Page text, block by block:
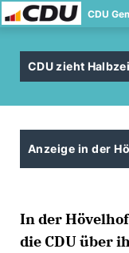
CDU
CDU zieht
Anzeige in der
In der
die CDU über